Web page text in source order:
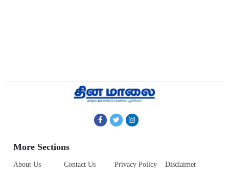
More Sections
About Us Contact Us Privacy Policy Disclaimer